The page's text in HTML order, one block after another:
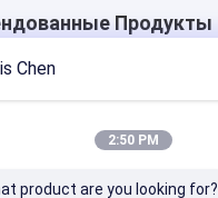
Продукты
Chen
2:50 PM
product are you looking for?